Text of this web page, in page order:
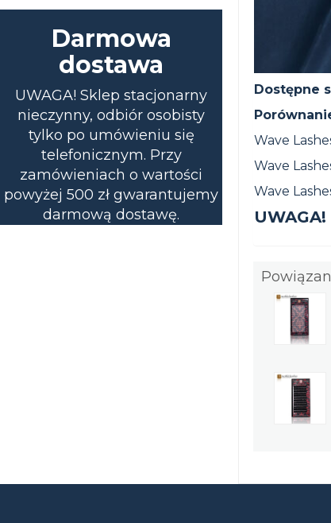
Darmowa
dostawa
UWAGA! Sklep stacjonarny
nieczynny, odbiór osobisty
tylko po umówieniu się
telefonicznym. Przy
zamówieniach o wartości
powyżej 500 zł gwarantujemy
darmową dostawę.
Dostępne
Wave
Wave
Wave